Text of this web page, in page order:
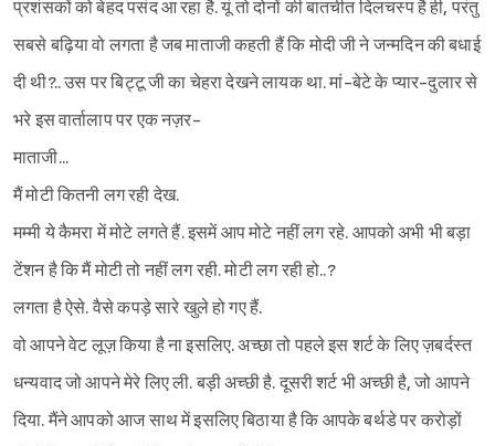
प्रशंसकों को बेहद पसंद आ रहा है. यूं तो दोनों की बातचीत दिलचस्प है ही, परंतु
सबसे बढ़िया वो लगता है जब माताजी कहती हैं कि मोदी जी ने जन्मदिन की बधाई
दी थी?.. उस पर बिट्टू जी का चेहरा देखने लायक था. मां-बेटे के प्यार-दुलार से
भरे इस वार्तालाप पर एक नज़र-
माताजी...
मैं मोटी कितनी लग रही देख.
मम्मी ये कैमरा में मोटे लगते हैं. इसमें आप मोटे नहीं लग रहे. आपको अभी भी बड़ा
टेंशन है कि मैं मोटी तो नहीं लग रही. मोटी लग रही हो..?
लगता है ऐसे. वैसे कपड़े सारे खुले हो गए हैं.
वो आपने वेट लूज़ किया है ना इसलिए. अच्छा तो पहले इस शर्ट के लिए ज़बर्दस्त
धन्यवाद जो आपने मेरे लिए ली. बड़ी अच्छी है. दूसरी शर्ट भी अच्छी है, जो आपने
दिया. मैंने आपको आज साथ में इसलिए बिठाया है कि आपके बर्थडे पर करोड़ों